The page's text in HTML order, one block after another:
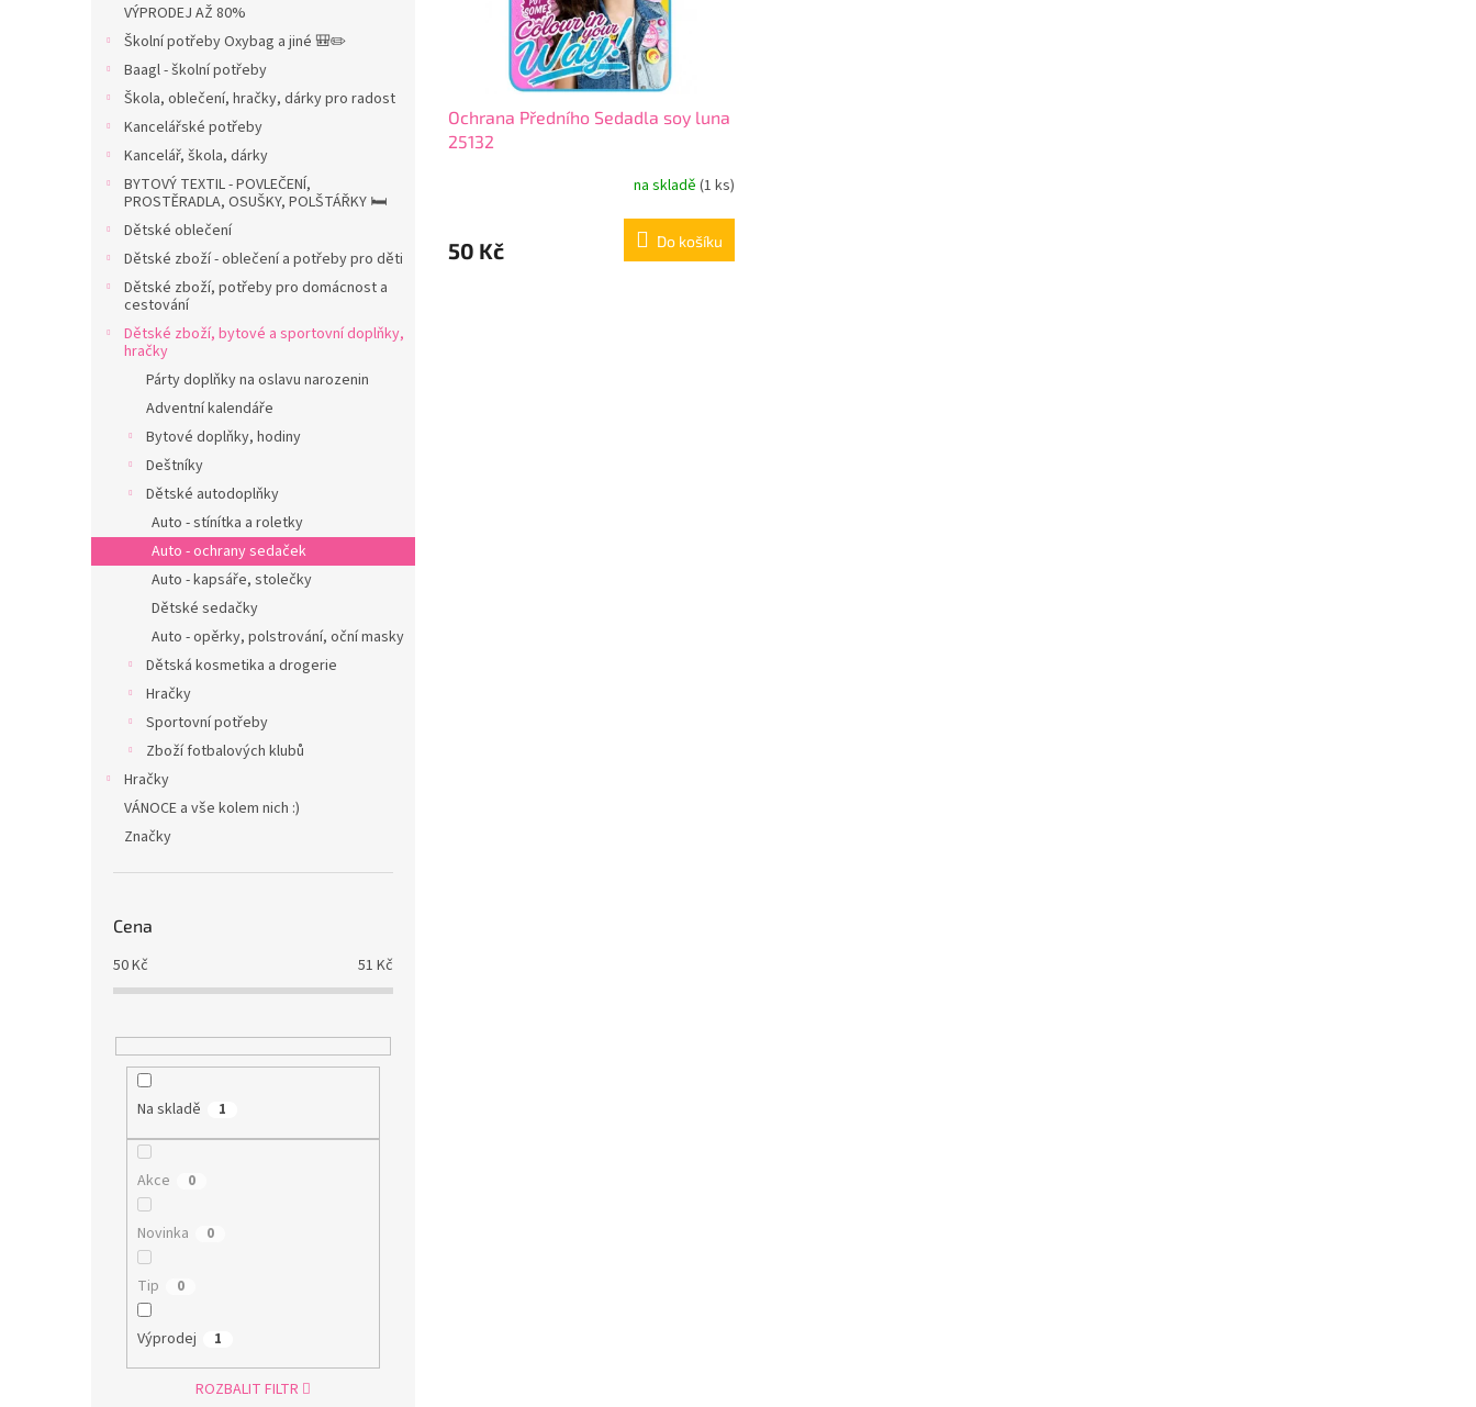
VÝPRODEJ AŽ 80%
Školní potřeby Oxybag a jiné 🎒✏️
Baagl - školní potřeby
Škola, oblečení, hračky, dárky pro radost
Kancelářské potřeby
Kancelář, škola, dárky
BYTOVÝ TEXTIL - POVLEČENÍ,
PROSTĚRADLA, OSUŠKY, POLŠTÁŘKY 🛏️
Dětské oblečení
Dětské zboží - oblečení a potřeby pro děti
Dětské zboží, potřeby pro domácnost a
cestování
Dětské zboží, bytové a sportovní doplňky,
hračky
Párty doplňky na oslavu narozenin
Adventní kalendáře
Bytové doplňky, hodiny
Deštníky
Dětské autodoplňky
Auto - stínítka a roletky
Auto - ochrany sedaček
Auto - kapsáře, stolečky
Dětské sedačky
Auto - opěrky, polstrování, oční masky
Dětská kosmetika a drogerie
Hračky
Sportovní potřeby
Zboží fotbalových klubů
Hračky
VÁNOCE a vše kolem nich :)
Značky
Cena
50Kč 51 Kč
Na skladě 1
Akce 0
Novinka 0
Tip 0
Výprodej 1
ROZBALIT FILTR
Ochrana Předního Sedadla soy luna
25132
na skladě (1 ks)
50 Kč Do košíku